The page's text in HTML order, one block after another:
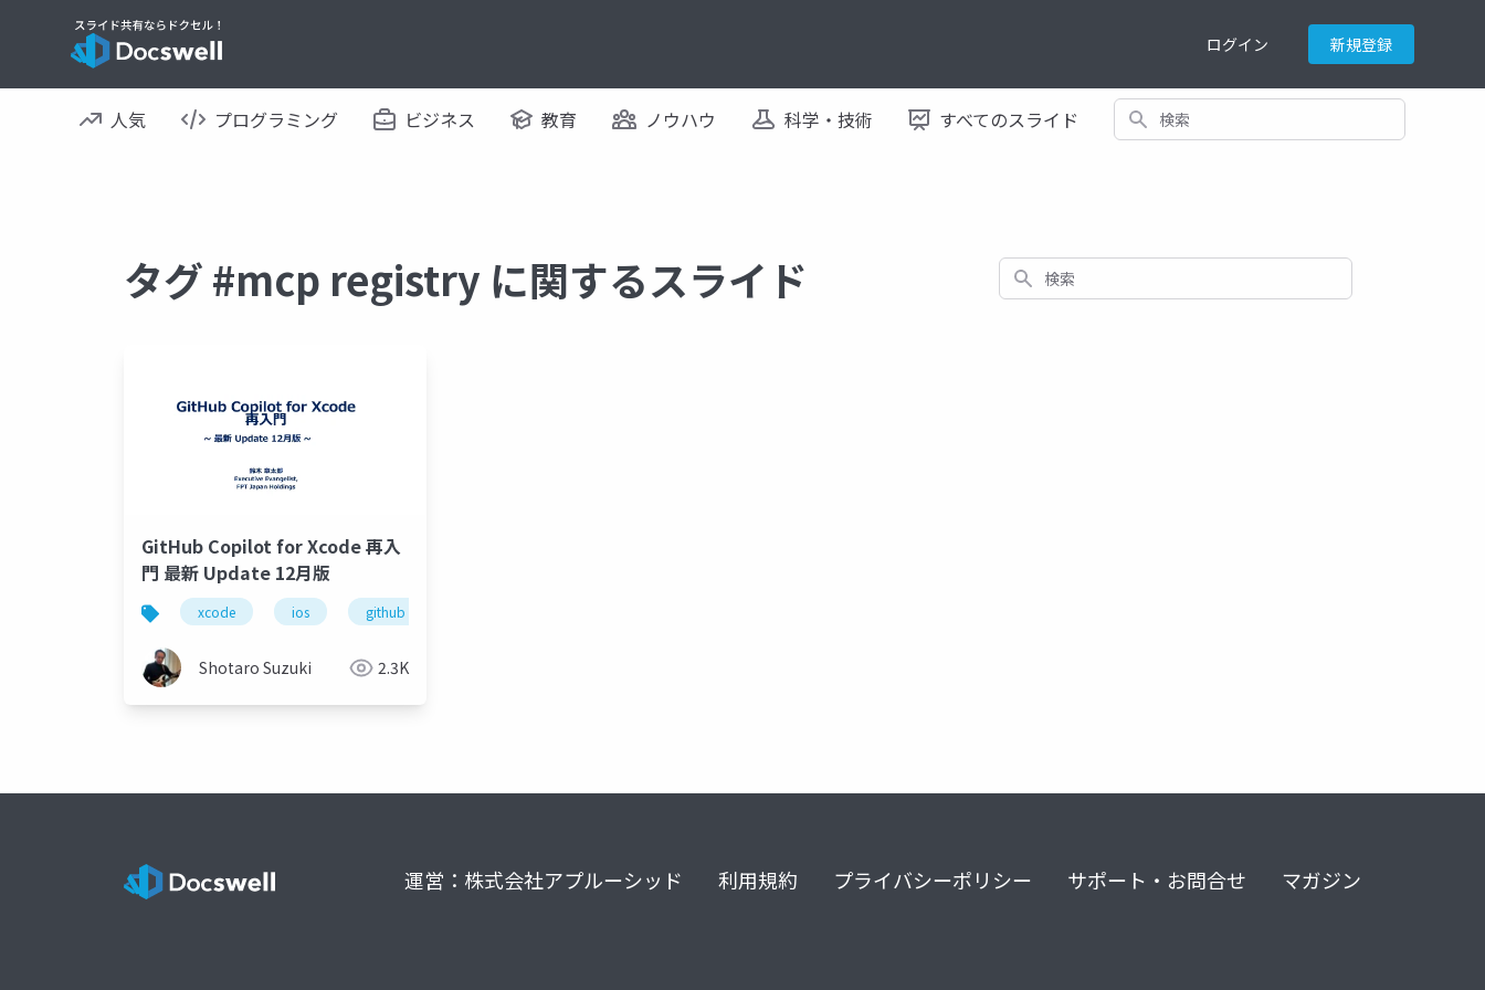
ログイン 新規登録
人気 プログラミング ビジネス 教育 ノウハウ 科学・技術 すべてのスライド 検索
タグ #mcp registry に関するスライド 検索
GitHub Copilot for Xcode 再入
門 最新 Update 12月版
xcode ios github copilot
Shotaro Suzuki 2.3K
運営：株式会社アプルーシッド 利用規約 プライバシーポリシー サポート・お問合せ マガジン